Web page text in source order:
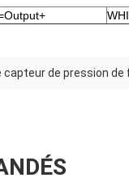
capteur de pression